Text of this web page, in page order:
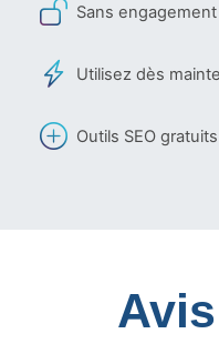
Sans engagement
Utilisez dès
Outils SEO gratuits